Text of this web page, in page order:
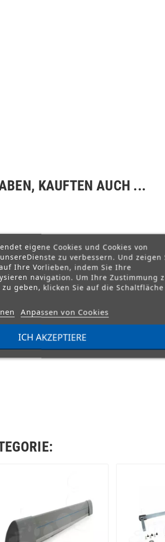
KAUFTEN AUCH ...
eigene Cookies und Cookies von
zu verbessern. Und zeigen
Ihre Vorlieben, indem Sie Ihre
navigation. Um Ihre Zustimmung
geben, klicken Sie auf die Schaltfläche
Anpassen von Cookies
ICH AKZEPTIERE